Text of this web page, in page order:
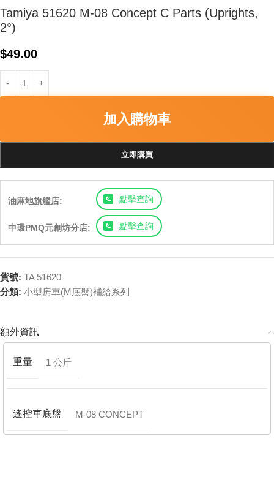
Tamiya 51620 M-08 Concept C Parts (Uprights,
2°)
$49.00
加入購物車
立即購買
油麻地旗艦店: 點擊查詢
中環PMQ元創坊分店: 點擊查詢
貨號: TA 51620
分類: 小型房車(M底盤)補給系列
額外資訊
重量 1 公斤
遙控車底盤 M-08 CONCEPT